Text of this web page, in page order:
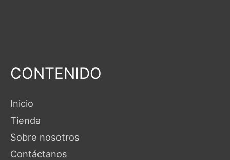
CONTENIDO
Inicio
Tienda
Sobre nosotros
Contáctanos